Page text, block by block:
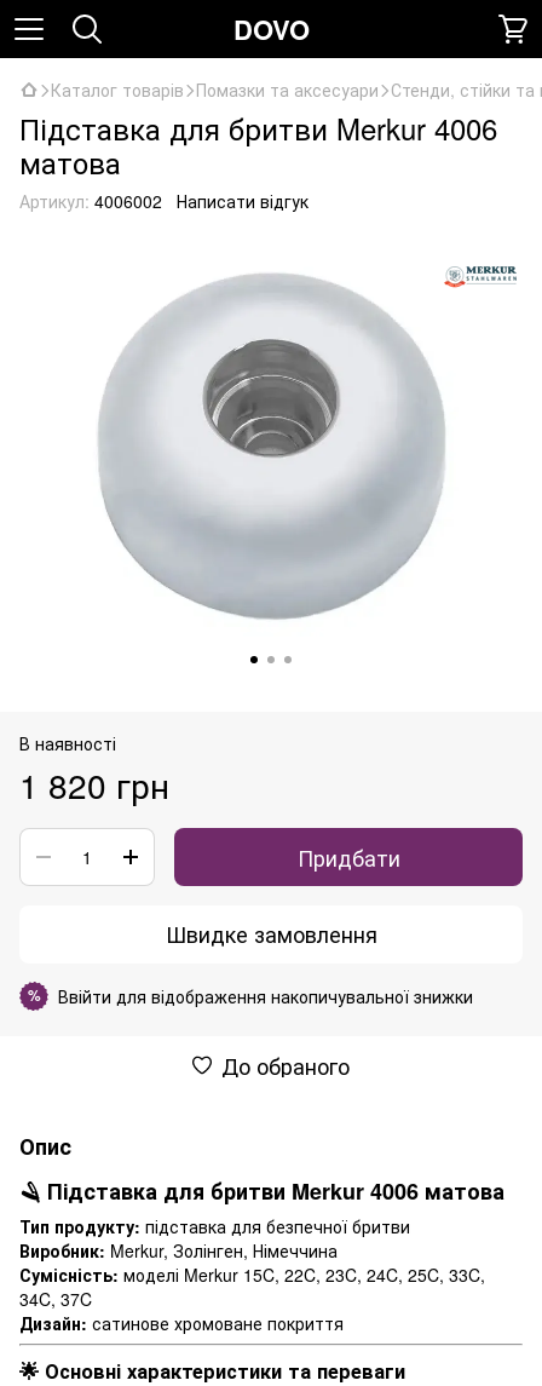
DOVO
Каталог товарів Помазки та аксесуари Стенди, стійки та
Підставка для бритви Merkur 4006
матова
Артикул: 4006002 Написати відгук
В наявності
1 820 грн
Придбати
Швидке замовлення
% Ввійти для відображення накопичувальної знижки
До обраного
Опис
🪒 Підставка для бритви Merkur 4006 матова
Тип продукту: підставка для безпечної бритви
Виробник: Merkur, Золінген, Німеччина
Сумісність: моделі Merkur 15C, 22C, 23C, 24C, 25C, 33C,
34C, 37C
Дизайн: сатинове хромоване покриття
🌟 Основні характеристики та переваги